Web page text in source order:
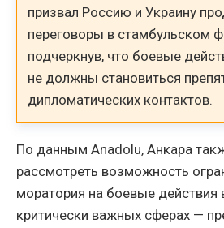
призвал Россию и Украину
переговоры в стамбульском
подчеркнув, что боевые
не должны становиться
дипломатических контактов.
По данным Anadolu, Анкара
рассмотреть возможность
моратория на боевые действия
критически важных сферах —